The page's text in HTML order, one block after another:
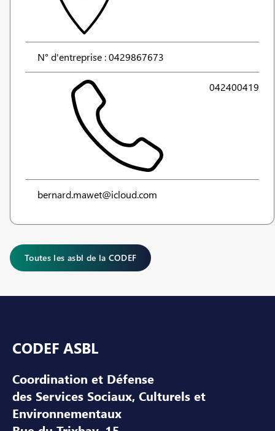
N° d'entreprise : 0429867673
042400419
bernard.mawet@icloud.com
Toutes les asbl de la CODEF
CODEF ASBL
Coordination et Défense
des Services Sociaux, Culturels et
Environnementaux